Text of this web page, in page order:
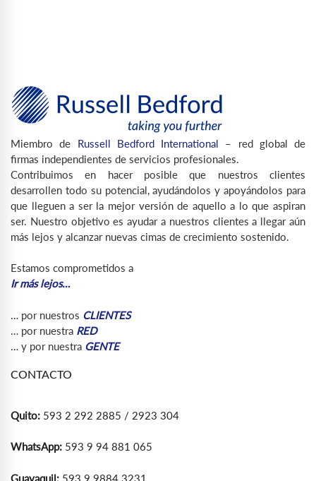
Miembro de Russell Bedford International – red global de
firmas independientes de servicios profesionales.
Contribuimos en hacer posible que nuestros clientes
desarrollen todo su potencial, ayudándolos y apoyándolos para
que lleguen a ser la mejor versión de aquello a lo que aspiran
ser. Nuestro objetivo es ayudar a nuestros clientes a llegar aún
más lejos y alcanzar nuevas cimas de crecimiento sostenido.
Estamos comprometidos a
Ir más lejos…
… por nuestros CLIENTES
… por nuestra RED
… y por nuestra GENTE
CONTACTO
Quito: 593 2 292 2885 / 2923 304
WhatsApp: 593 9 94 881 065
Guayaquil: 593 9 9884 3231